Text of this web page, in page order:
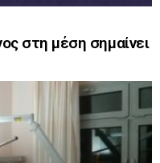
στη μέση σημαίνει